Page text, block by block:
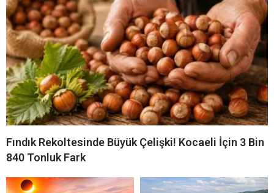
Fındık Rekoltesinde Büyük Çelişki! Kocaeli İçin 3 Bin
840 Tonluk Fark